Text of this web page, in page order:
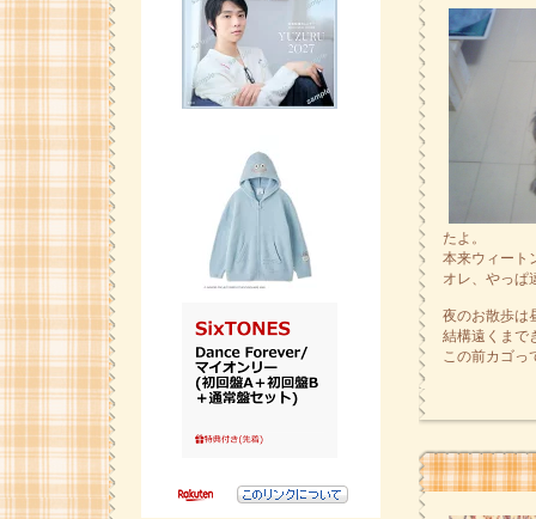
たよ。
本来ウィート
オレ、やっぱ
夜のお散歩は
結構遠くまで
この前カゴっ